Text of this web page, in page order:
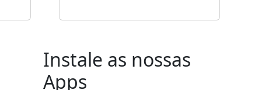
Instale as nossas
Apps